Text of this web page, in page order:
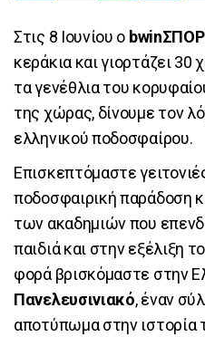
Στις 8 Ιουνίου ο bwinΣΠΟΡ
κεράκια και γιορτάζει
τα γενέθλια του
της χώρας, δίνουμε τον
ελληνικού ποδοσφαίρου.
Επισκεπτόμαστε
ποδοσφαιρική παράδοση
των ακαδημιών που
παιδιά και στην εξέλιξη
φορά βρισκόμαστε στην
Πανελευσινιακό, έναν
αποτύπωμα στην ιστορία